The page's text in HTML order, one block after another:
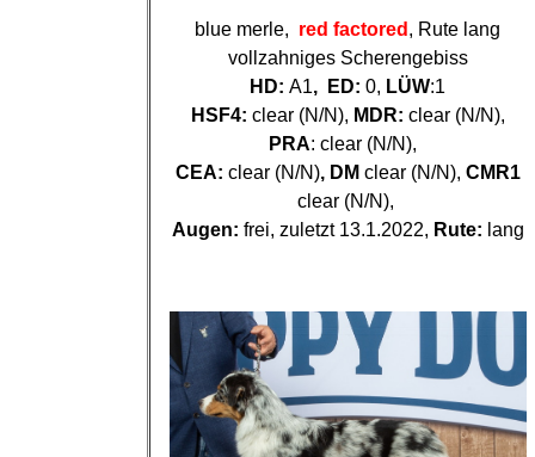
blue merle, red factored , Rute lang
vollzahniges Scherengebiss
HD: A1, ED: 0, LÜW:1
HSF4: clear (N/N), MDR: clear (N/N),
PRA: clear (N/N),
CEA: clear (N/N), DM clear (N/N), CMR1
clear (N/N),
Augen: frei, zuletzt 13.1.2022, Rute: lang